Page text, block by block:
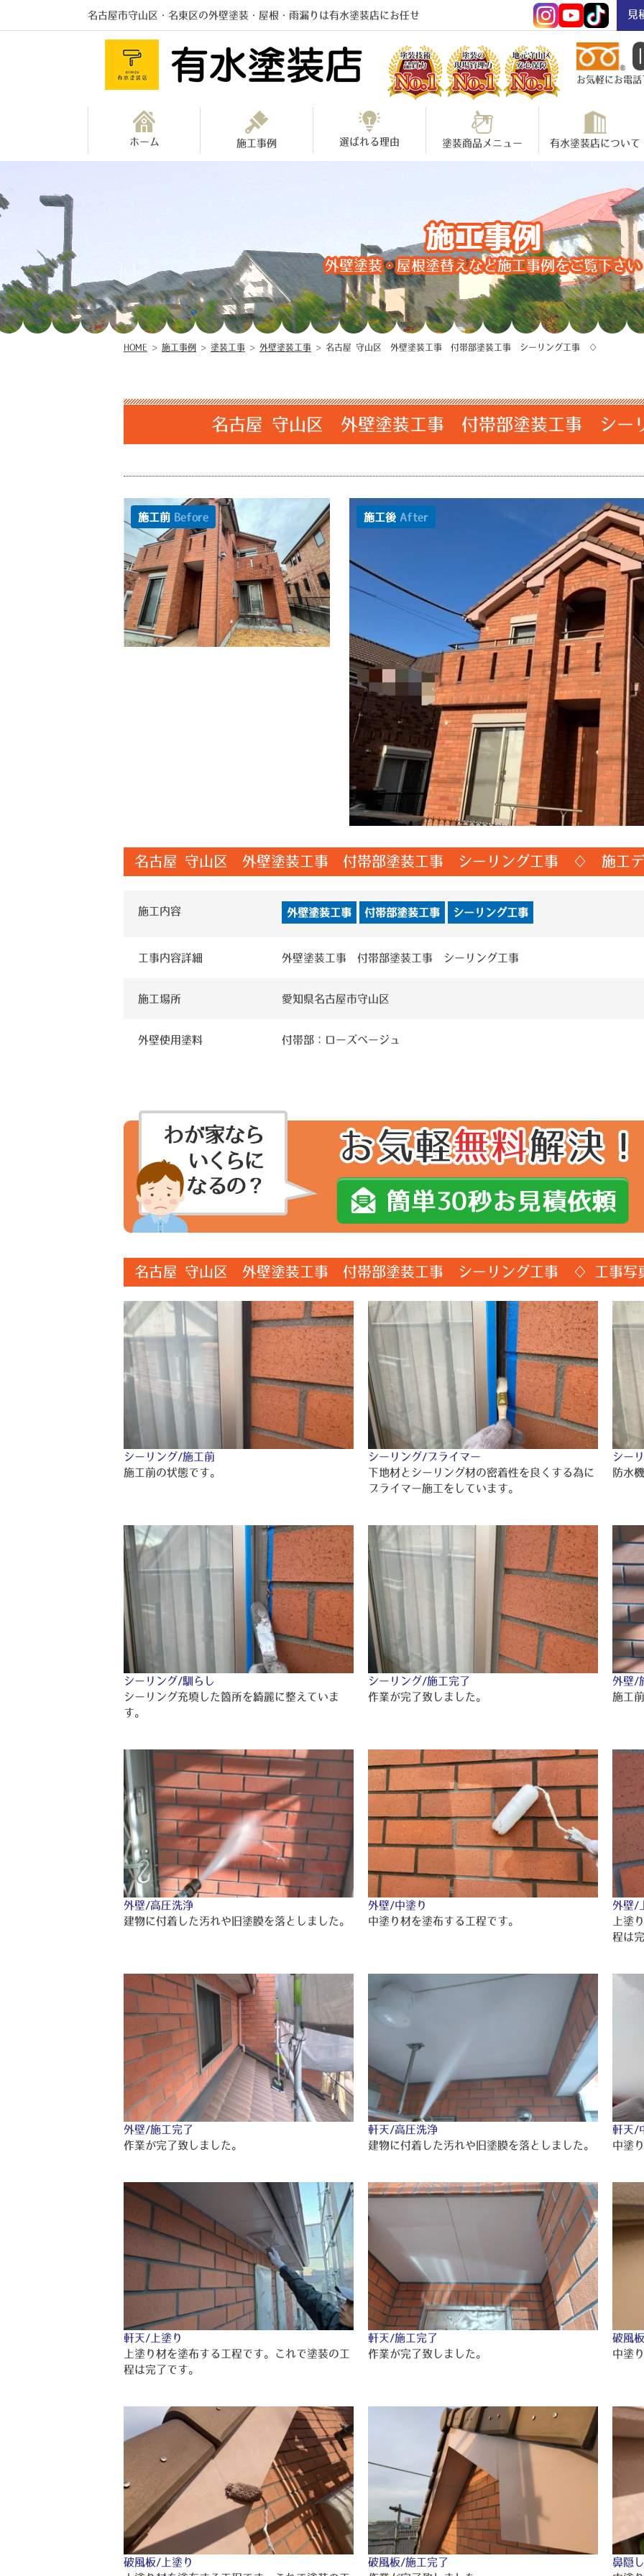
名古屋市守山区・名東区の外壁塗装・屋根・雨漏りは有水塗装店にお任せ 見
お気軽にお電
ホーム 施工事例 選ばれる理由 塗装商品メニュー 有水塗装店について
施工事例
外壁塗装・屋根塗替えなど施工事例をご覧下さい
HOME > 施工事例 > 塗装工事 > 外壁塗装工事 > 名古屋 守山区 外壁塗装工事 付帯部塗装工事 シーリング工事 ♢
名古屋 守山区 外壁塗装工事 付帯部塗装工事 シ
施工後 After
施工前 Before
名古屋 守山区 外壁塗装工事 付帯部塗装工事 シーリング工事 ♢ 施工
施工内容 外壁塗装工事 付帯部塗装工事 シーリング工事
工事内容詳細 外壁塗装工事 付帯部塗装工事 シーリング工事
施工場所 愛知県名古屋市守山区
外壁使用塗料 付帯部：ローズベージュ
名古屋 守山区 外壁塗装工事 付帯部塗装工事 シーリング工事 ♢ 工事写
シーリング/施工前
施工前の状態です。
シーリング/プライマー
下地材とシーリング材の密着性を良くする為に
プライマー施工をしています。
シー
防水
シーリング/馴らし
シーリング充填した箇所を綺麗に整えていま
す。
シーリング/施工完了
作業が完了致しました。
外壁/
施工
外壁/高圧洗浄
建物に付着した汚れや旧塗膜を落としました。
外壁/中塗り
中塗り材を塗布する工程です。
外壁/
上塗
程は
外壁/施工完了
作業が完了致しました。
軒天/高圧洗浄
建物に付着した汚れや旧塗膜を落としました。
軒天/
中塗
軒天/上塗り
上塗り材を塗布する工程です。これで塗装の工
程は完了です。
軒天/施工完了
作業が完了致しました。
破風
中塗
破風板/上塗り
破風板/施工完了
鼻隠